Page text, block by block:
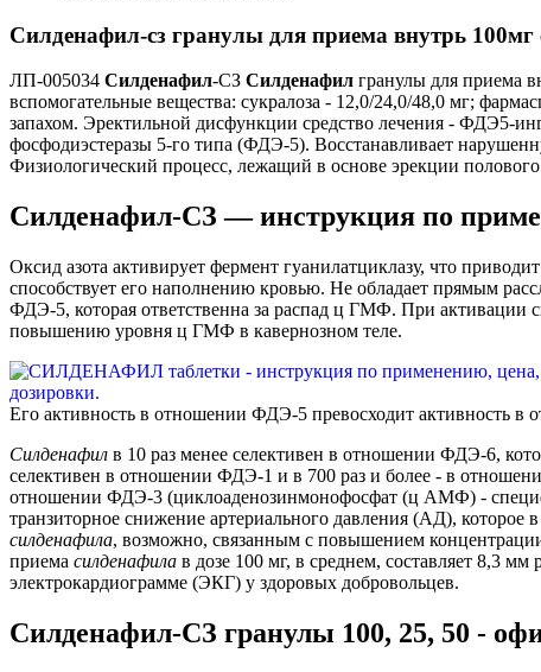
Силденафил-сз гранулы для приема внутрь
ЛП-005034 Силденафил-СЗ Силденафил гранулы для приема
вспомогательные вещества: сукралоза - 12,0/24,0/48,0 мг;
запахом. Эректильной дисфункции средство лечения - ФДЭ5-
фосфодиэстеразы 5-го типа (ФДЭ-5). Восстанавливает
Физиологический процесс, лежащий в основе эрекции
Силденафил-СЗ — инструкция по
Оксид азота активирует фермент гуанилатциклазу, что
способствует его наполнению кровью. Не обладает прямым
ФДЭ-5, которая ответственна за распад ц ГМФ. При
повышению уровня ц ГМФ в кавернозном теле.
Его активность в отношении ФДЭ-5 превосходит активность в
Силденафил в 10 раз менее селективен в отношении ФДЭ-6,
селективен в отношении ФДЭ-1 и в 700 раз и более - в
отношении ФДЭ-3 (циклоаденозинмонофосфат (ц АМФ) -
транзиторное снижение артериального давления (АД),
силденафила, возможно, связанным с повышением
приема силденафила в дозе 100 мг, в среднем, составляет 8,3
электрокардиограмме (ЭКГ) у здоровых добровольцев.
Силденафил-СЗ гранулы 100, 25, 50 -